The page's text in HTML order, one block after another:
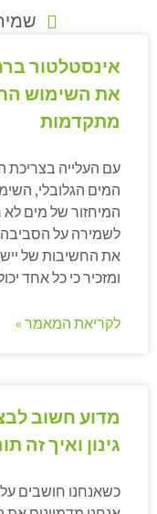
אינסטלטור
את השימוש
מתקדמות
עם העלייה
המים הגלובלי,
המיחזור של מים
לשמירה על
את החשיבות של
ומזכיר כי כל אחד
לקריאת המאמר »
מדוע חשוב
גינון ואיך זה
כשאנחנו חושבים על